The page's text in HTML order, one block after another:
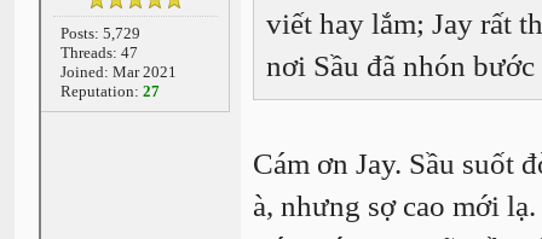
Posts: 5,729
Threads: 47
Joined: Mar 2021
Reputation: 27
viết hay lắm; Jay rất
nơi Sầu đã nhón
Cám ơn Jay. Sầu suốt
à, nhưng sợ cao mới lạ.